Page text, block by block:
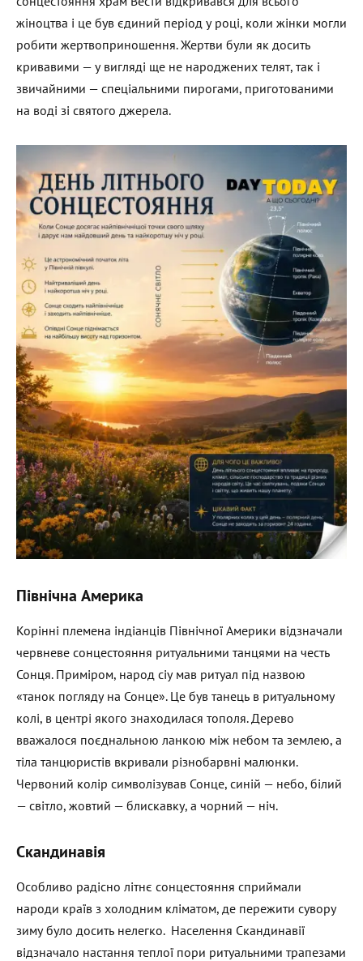
жіноцтва і це був єдиний період у році, коли жінки могли
робити жертвоприношення. Жертви були як досить
кривавими — у вигляді ще не народжених телят, так і
звичайними — спеціальними пирогами, приготованими
на воді зі святого джерела.
Північна Америка
Корінні племена індіанців Північної Америки відзначали
червневе сонцестояння ритуальними танцями на честь
Сонця. Приміром, народ сіу мав ритуал під назвою
«танок погляду на Сонце». Це був танець в ритуальному
колі, в центрі якого знаходилася тополя. Дерево
вважалося поєднальною ланкою між небом та землею, а
тіла танцюристів вкривали різнобарвні малюнки.
Червоний колір символізував Сонце, синій — небо, білий
— світло, жовтий — блискавку, а чорний — ніч.
Скандинавія
Особливо радісно літнє сонцестояння сприймали
народи країв з холодним кліматом, де пережити сувору
зиму було досить нелегко. Населення Скандинавії
відзначало настання теплої пори ритуальними трапезами